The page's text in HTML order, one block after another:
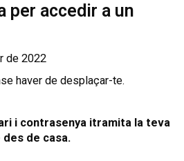
per accedir a un
de 2022
haver de desplaçar-te.
i contrasenya itramita la teva
de casa.